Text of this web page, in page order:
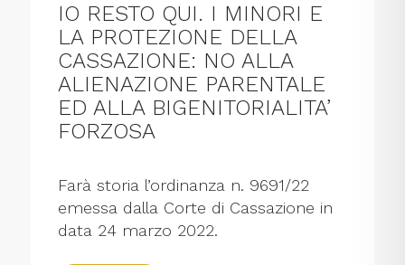
IO RESTO QUI. I MINORI E
LA PROTEZIONE DELLA
CASSAZIONE: NO ALLA
ALIENAZIONE PARENTALE
ED ALLA BIGENITORIALITA’
FORZOSA
Farà storia l’ordinanza n. 9691/22
emessa dalla Corte di Cassazione in
data 24 marzo 2022.